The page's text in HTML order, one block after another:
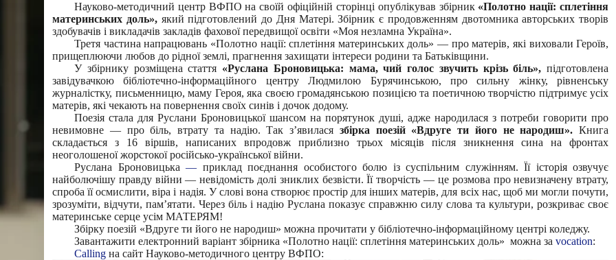
Науково-методичний центр ВФПО на своїй офіційній сторінці опублікував збірник «Полотно нації: сплетіння
материнських доль»,який підготовлений до Дня Матері. Збірник є продовженням двотомника авторських творів
здобувачів і викладачів закладів фахової передвищої освіти «Моя незламна Україна».
Третя частина напрацювань «Полотно нації: сплетіння материнських доль» — про матерів, які виховали Героїв,
прищеплюючи любов до рідної землі, прагнення захищати інтереси родини та Батьківщини.
У збірнику розміщена стаття «Руслана Броновицька: мама, чий голос звучить крізь біль», підготовлена
завідувачкою бібліотечно-інформаційного центру Людмилою Бурячинською, про сильну жінку, рівненську
журналістку, письменницю, маму Героя, яка своєю громадянською позицією та поетичною творчістю підтримує усіх
матерів, які чекають на повернення своїх синів і дочок додому.
Поезія стала для Руслани Броновицької шансом на порятунок душі, адже народилася з потреби говорити про
невимовне — про біль, втрату та надію. Так з’явилася збірка поезій «Вдруге ти його не народиш». Книга
складається з 16 віршів, написаних впродовж приблизно трьох місяців після зникнення сина на фронтах
неоголошеної жорстокої російсько-української війни.
Руслана Броновицька— приклад поєднання особистого болю із суспільним служінням. Її історія озвучує
найболючішу правду війни — невідомість долі зниклих безвісти. Її творчість — це розмова про невизначену втрату,
спроба її осмислити, віра і надія. У слові вона створює простір для інших матерів, для всіх нас, щоб ми могли почути,
зрозуміти, відчути, пам’ятати. Через біль і надію Руслана показує справжню силу слова та культури, розкриває своє
материнське серце усім МАТЕРЯМ!
Збірку поезій «Вдруге ти його не народиш» можна прочитати у бібліотечно-інформаційному центрі коледжу.
Завантажити електронний варіант збірника «Полотно нації: сплетіння материнських доль» можна за vocation:
Calling на сайт Науково-методичного центру ВФПО: